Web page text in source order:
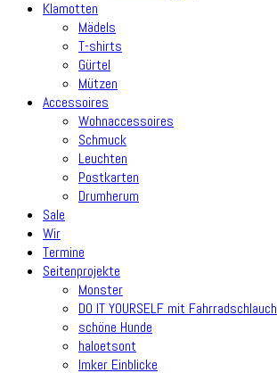
Klamotten
Mädels
T-shirts
Gürtel
Mützen
Accessoires
Wohnaccessoires
Schmuck
Leuchten
Postkarten
Drumherum
Sale
Wir
Termine
Seitenprojekte
Monster
DO IT YOURSELF mit Fahrradschlauch
schöne Hunde
haloetsont
Imker Einblicke